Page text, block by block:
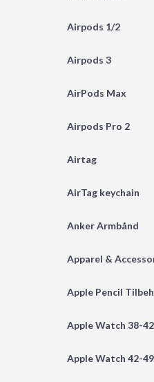
Airpods 1/2
Airpods 3
AirPods Max
Airpods Pro 2
Airtag
AirTag keychain
Anker Armbånd
Apparel &
Apple Pencil
Apple Watch 38-
Apple Watch 42-